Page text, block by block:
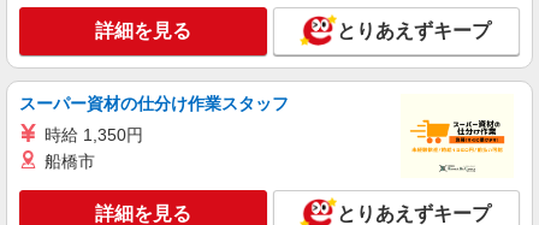
めん壱や グランワールドカップ米子店（1100478）
キッチンスタッフ
時給1450円以上 オープニング時給：10月末ま
で＋２００円アップ（時給１２５０円＋２００円
＝１４５０円） 給料前払い：勤務実績の7割まで
鳥取県米子市熊党331-12
詳細を見る とりあえずキープ
スーパー資材の仕分け作業スタッフ
時給 1,350円
船橋市
詳細を見る とりあえずキープ